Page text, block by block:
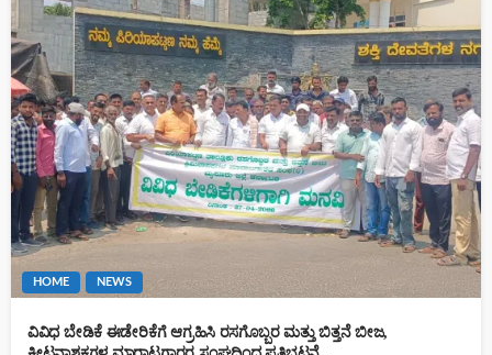
HOME NEWS
ವಿವಿಧ ಬೇಡಿಕೆ ಈಡೇರಿಕೆಗೆ ಆಗ್ರಹಿಸಿ ರಸಗೊಬ್ಬರ ಮತ್ತು ಬಿತ್ತನೆ ಬೀಜ,